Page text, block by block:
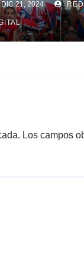
DIC 21, 2024
Los campos